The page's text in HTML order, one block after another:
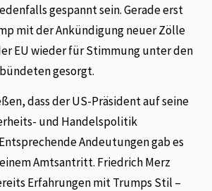
gespannt sein. Gerade erst
mit der Ankündigung neuer Zölle
EU wieder für Stimmung unter den
gesorgt.
dass der US-Präsident auf seine
und Handelspolitik
Andeutungen gab es
Amtsantritt. Friedrich Merz
Erfahrungen mit Trumps Stil –